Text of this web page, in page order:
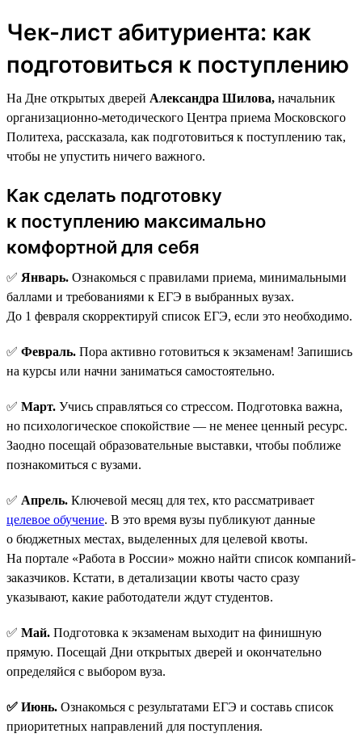
Чек-лист абитуриента: как
подготовиться к поступлению
На Дне открытых дверей Александра Шилова, начальник
организационно-методического Центра приема Московского
Политеха, рассказала, как подготовиться к поступлению так,
чтобы не упустить ничего важного.
Как сделать подготовку
к поступлению максимально
комфортной для себя
✅ Январь. Ознакомься с правилами приема, минимальными
баллами и требованиями к ЕГЭ в выбранных вузах.
До 1 февраля скорректируй список ЕГЭ, если это необходимо.
✅ Февраль. Пора активно готовиться к экзаменам! Запишись
на курсы или начни заниматься самостоятельно.
✅ Март. Учись справляться со стрессом. Подготовка важна,
но психологическое спокойствие — не менее ценный ресурс.
Заодно посещай образовательные выставки, чтобы поближе
познакомиться с вузами.
✅ Апрель. Ключевой месяц для тех, кто рассматривает
целевое обучение. В это время вузы публикуют данные
о бюджетных местах, выделенных для целевой квоты.
На портале «Работа в России» можно найти список компаний-
заказчиков. Кстати, в детализации квоты часто сразу
указывают, какие работодатели ждут студентов.
✅ Май. Подготовка к экзаменам выходит на финишную
прямую. Посещай Дни открытых дверей и окончательно
определяйся с выбором вуза.
✅ Июнь. Ознакомься с результатами ЕГЭ и составь список
приоритетных направлений для поступления.